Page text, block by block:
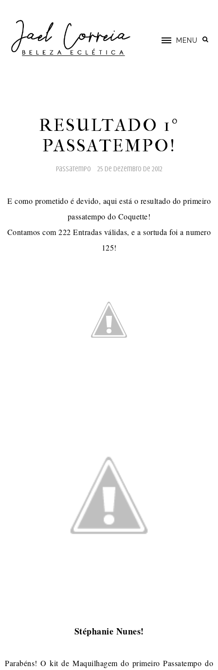
MENU
RESULTADO 1º
PASSATEMPO!
passatempo 25 de dezembro de 2012
E como prometido é devido, aqui está o resultado do primeiro
passatempo do Coquette!
Contamos com 222 Entradas válidas, e a sortuda foi a numero
125!
Stéphanie Nunes!
Parabéns! O kit de Maquilhagem do primeiro Passatempo do